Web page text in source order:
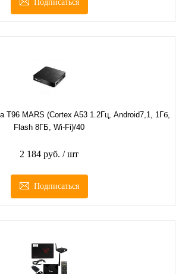
Подписаться
T96 MARS (Cortex A53 1.2Гц, Android7,1, 1Гб,
Flash 8ГБ, Wi-Fi)/40
2 184 руб. / шт
Подписаться